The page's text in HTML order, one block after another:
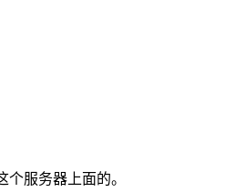
个服务器上面的。